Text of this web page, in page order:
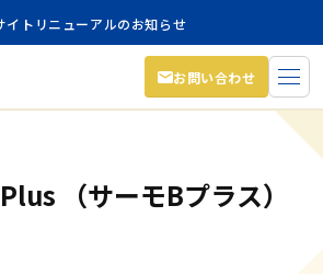
イトリニューアルのお知らせ
お問い合わせ
（サーモBプラス）